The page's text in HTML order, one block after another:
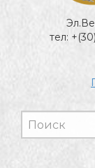
тел: